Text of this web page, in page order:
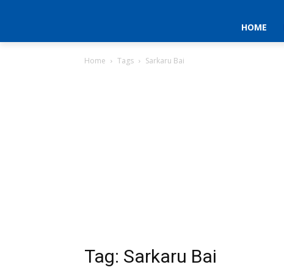
HOME
Home Tags Sarkaru Bai
Tag: Sarkaru Bai